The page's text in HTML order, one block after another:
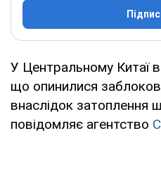
У Центральному Китаї
що опинилися
внаслідок затоплення
повідомляє агентство